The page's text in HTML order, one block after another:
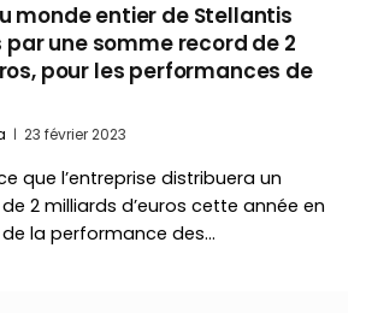
monde entier de Stellantis
une somme record de 2
pour les performances de
23 février 2023
que l’entreprise distribuera un
2 milliards d’euros cette année en
la performance des…